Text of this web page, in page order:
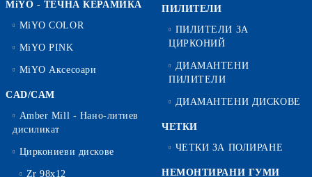
MiYO - ТЕЧНА КЕРАМИКА
MiYO COLOR
MiYO PINK
MiYO Аксесоари
CAD/CAM
Amber Mill - Нано-литиев
дисиликат
Циркониеви дискове
Zr 98x12
ПИЛИТЕЛИ
ПИЛИТЕЛИ ЗА
ЦИРКОНИЙ
ДИАМАНТЕНИ
ПИЛИТЕЛИ
ДИАМАНТЕНИ ДИСКОВЕ
ЧЕТКИ
ЧЕТКИ ЗА ПОЛИРАНЕ
НЕМОНТИРАНИ ГУМИ